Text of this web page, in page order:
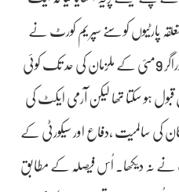
پارٹیوں کو سنے سپریم کورٹ نے
فیصلہ کرنےمیں بہت جلدی کر دی اوراگر 9مئی کے ملزمان کی حد تک کوئی
ہو سکتا تھا لیکن آرمی ایکٹ کی
کی سالمیت ،دفاع اور سیکورٹی کے
نے نہ دیکھا۔ اُس فیصلہ کے مطابق